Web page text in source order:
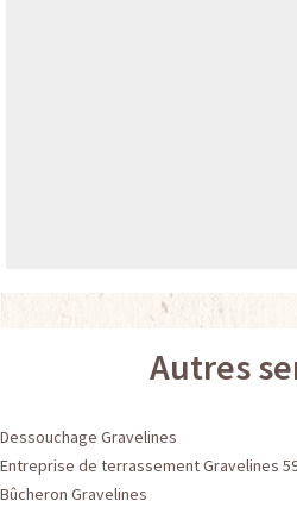
Autres
Dessouchage Gravelines
Entreprise de terrassement Gravelines
Bûcheron Gravelines